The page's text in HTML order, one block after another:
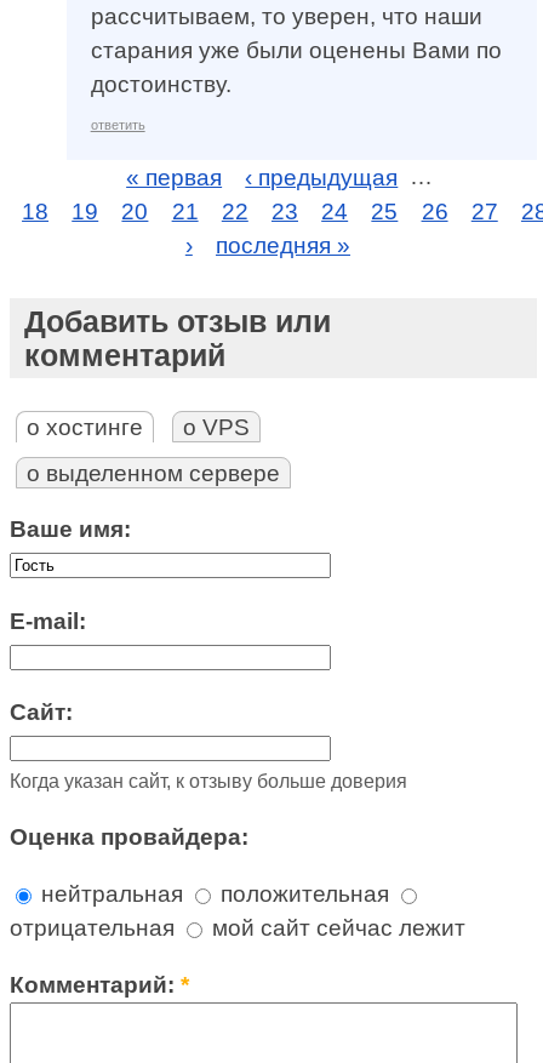
рассчитываем, то уверен, что наши
старания уже были оценены Вами по
достоинству.
ответить
« первая ‹ предыдущая
…
18
19 20 21 22 23 24 25 26 27
›
последняя »
Добавить отзыв или
комментарий
о хостинге
о VPS
о выделенном сервере
Ваше имя:
E-mail:
Сайт:
Когда указан сайт, к отзыву больше доверия
Оценка провайдера:
нейтральная
положительная
отрицательная
мой сайт сейчас лежит
Комментарий:*